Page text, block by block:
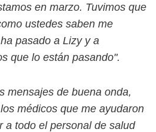
en marzo. Tuvimos que
ustedes saben me
pasado a Lizy y a
que lo están pasando".
mensajes de buena onda,
médicos que me ayudaron
a todo el personal de salud